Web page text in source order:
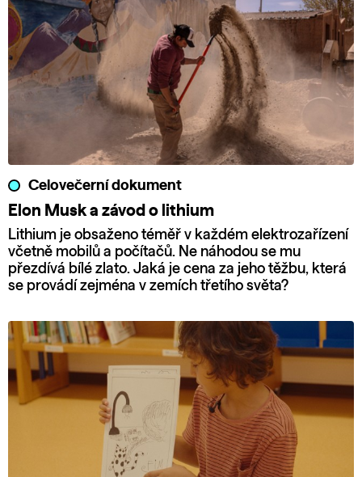
Celovečerní dokument
Elon Musk a závod o lithium
Lithium je obsaženo téměř v každém elektrozařízení
včetně mobilů a počítačů. Ne náhodou se mu
přezdívá bílé zlato. Jaká je cena za jeho těžbu, která
se provádí zejména v zemích třetího světa?